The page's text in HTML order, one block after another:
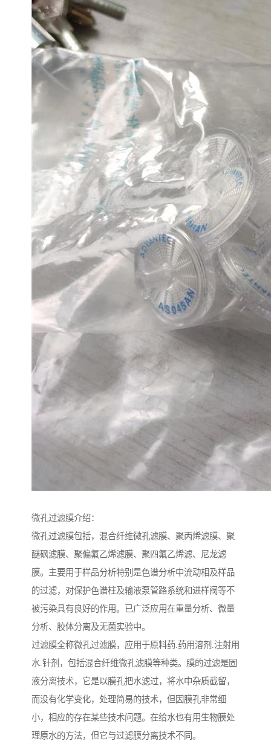
微孔过滤膜介绍：
微孔过滤膜包括，混合纤维微孔滤膜、聚丙烯滤膜、聚
醚砜滤膜、聚偏氟乙烯滤膜、聚四氟乙烯滤、尼龙滤
膜。主要用于样品分析特别是色谱分析中流动相及样品
的过滤，对保护色谱柱及输液泵管路系统和进样阀等不
被污染具有良好的作用。已广泛应用在重量分析、微量
分析、胶体分离及无菌实验中。
过滤膜全称微孔过滤膜，应用于原料药.药用溶剂.注射用
水.针剂，包括混合纤维微孔滤膜等种类。膜的过滤是固
液分离技术，它是以膜孔把水滤过，将水中杂质截留，
而没有化学变化，处理简易的技术，但因膜孔非常细
小，相应的存在某些技术问题。在给水也有用生物膜处
理原水的方法，但它与过滤膜分离技术不同。